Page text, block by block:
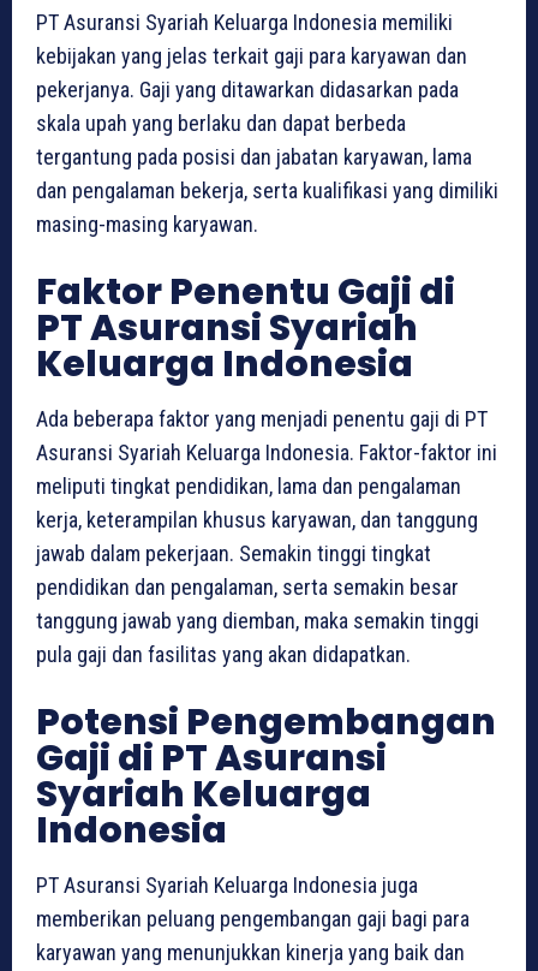
PT Asuransi Syariah Keluarga Indonesia memiliki
kebijakan yang jelas terkait gaji para karyawan dan
pekerjanya. Gaji yang ditawarkan didasarkan pada
skala upah yang berlaku dan dapat berbeda
tergantung pada posisi dan jabatan karyawan, lama
dan pengalaman bekerja, serta kualifikasi yang dimiliki
masing-masing karyawan.
Faktor Penentu Gaji di
PT Asuransi Syariah
Keluarga Indonesia
Ada beberapa faktor yang menjadi penentu gaji di PT
Asuransi Syariah Keluarga Indonesia. Faktor-faktor ini
meliputi tingkat pendidikan, lama dan pengalaman
kerja, keterampilan khusus karyawan, dan tanggung
jawab dalam pekerjaan. Semakin tinggi tingkat
pendidikan dan pengalaman, serta semakin besar
tanggung jawab yang diemban, maka semakin tinggi
pula gaji dan fasilitas yang akan didapatkan.
Potensi Pengembangan
Gaji di PT Asuransi
Syariah Keluarga
Indonesia
PT Asuransi Syariah Keluarga Indonesia juga
memberikan peluang pengembangan gaji bagi para
karyawan yang menunjukkan kinerja yang baik dan